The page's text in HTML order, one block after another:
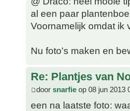
al een paar
Voornamelijk omdat
Nu foto's maken en
Re: Plantjes van
door snarfie op 08 jun 2013
een na laatste foto: